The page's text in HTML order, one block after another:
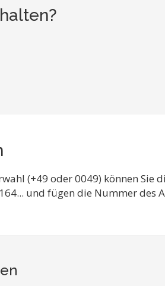
(+49 oder 0049) können Sie
und fügen die Nummer des